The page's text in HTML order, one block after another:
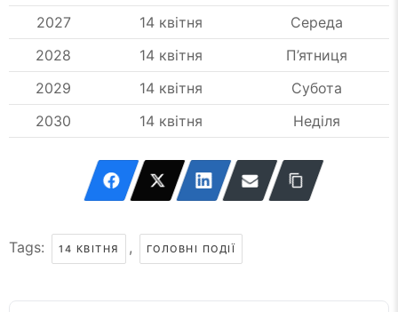
2027
14 квітня
Середа
2028
14 квітня
П’ятниця
2029
14 квітня
Субота
2030
14 квітня Неділя
Tags: 14 КВІТНЯ , ГОЛОВНІ ПОДІЇ